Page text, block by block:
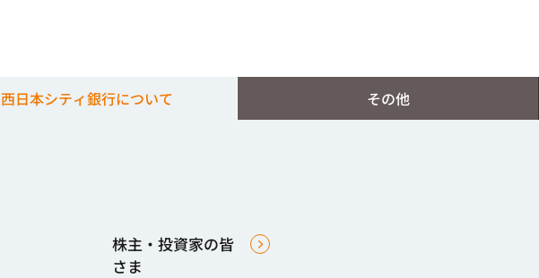
西日本シティ銀行について その他
株主・投資家の皆
さま